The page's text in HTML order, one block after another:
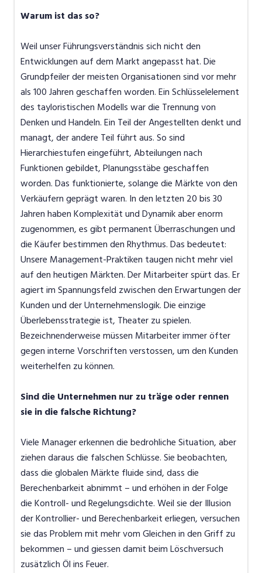
Warum ist das so?
Weil unser Führungsverständnis sich nicht den
Entwicklungen auf dem Markt angepasst hat. Die
Grundpfeiler der meisten Organisationen sind vor mehr
als 100 Jahren geschaffen worden. Ein Schlüsselelement
des tayloristischen Modells war die Trennung von
Denken und Handeln. Ein Teil der Angestellten denkt und
managt, der andere Teil führt aus. So sind
Hierarchiestufen eingeführt, Abteilungen nach
Funktionen gebildet, Planungsstäbe geschaffen
worden. Das funktionierte, solange die Märkte von den
Verkäufern geprägt waren. In den letzten 20 bis 30
Jahren haben Komplexität und Dynamik aber enorm
zugenommen, es gibt permanent Überraschungen und
die Käufer bestimmen den Rhythmus. Das bedeutet:
Unsere Management-Praktiken taugen nicht mehr viel
auf den heutigen Märkten. Der Mitarbeiter spürt das. Er
agiert im Spannungsfeld zwischen den Erwartungen der
Kunden und der Unternehmenslogik. Die einzige
Überlebensstrategie ist, Theater zu spielen.
Bezeichnenderweise müssen Mitarbeiter immer öfter
gegen interne Vorschriften verstossen, um den Kunden
weiterhelfen zu können.
Sind die Unternehmen nur zu träge oder rennen
sie in die falsche Richtung?
Viele Manager erkennen die bedrohliche Situation, aber
ziehen daraus die falschen Schlüsse. Sie beobachten,
dass die globalen Märkte fluide sind, dass die
Berechenbarkeit abnimmt – und erhöhen in der Folge
die Kontroll- und Regelungsdichte. Weil sie der Illusion
der Kontrollier- und Berechenbarkeit erliegen, versuchen
sie das Problem mit mehr vom Gleichen in den Griff zu
bekommen – und giessen damit beim Löschversuch
zusätzlich Öl ins Feuer.